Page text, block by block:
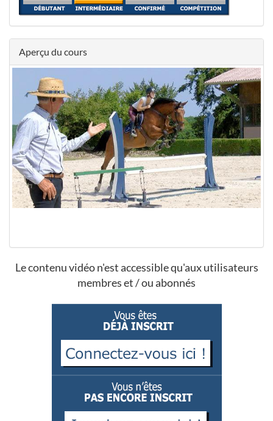
Aperçu du cours
Le contenu vidéo n'est accessible qu'aux utilisateurs
membres et / ou abonnés